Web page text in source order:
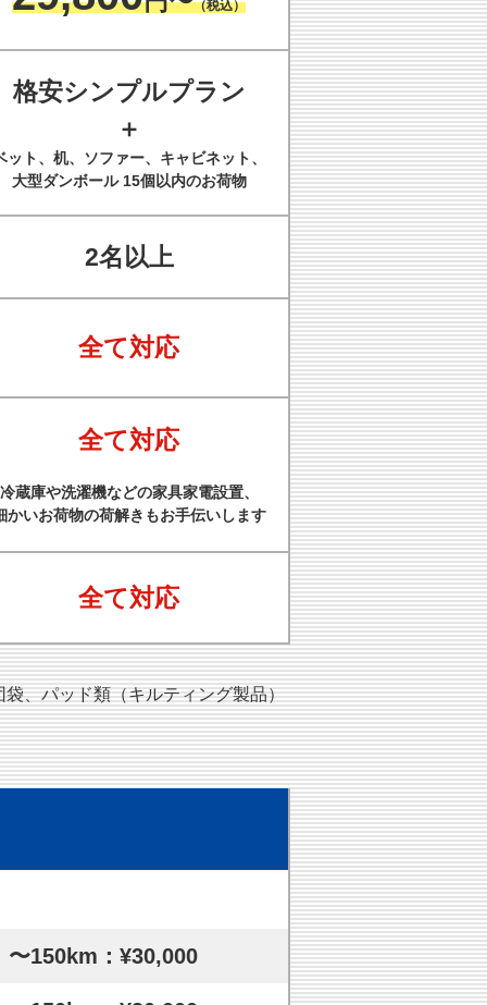
（税込）
格安シンプルプラン
＋
ット、机、ソファー、キャビネット、
大型ダンボール 15個以内のお荷物
2名以上
全て対応
全て対応
冷蔵庫や洗濯機などの家具家電設置、
かいお荷物の荷解きもお手伝いします
全て対応
、パッド類（キルティング製品）
〜150km：¥30,000